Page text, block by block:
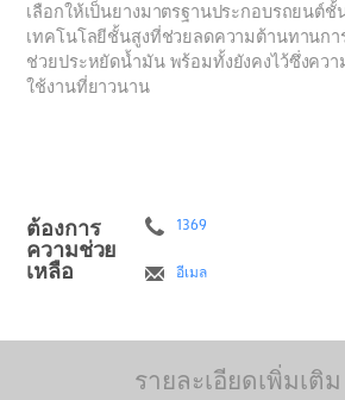
เลือกให้เป็นยางมาตรฐานประกอบรถยนต์
เทคโนโลยีชั้นสูงที่ช่วยลดความต้านทานกา
ช่วยประหยัดน้ำมัน พร้อมทั้งยังคงไว้ซึ่งคว
ใช้งานที่ยาวนาน
ต้องการ
ความช่วย
เหลือ
1369
อีเมล
รายละเอียดเพิ่มเติม